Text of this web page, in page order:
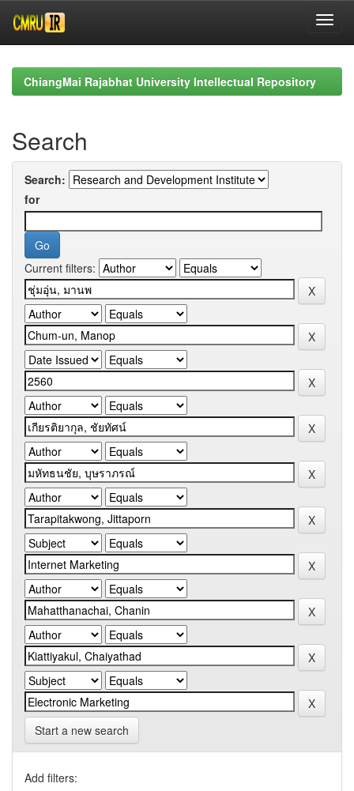
navigationChiangMai Rajabhat University Intellectual Repository
Search
Search:
for
Current filters:
Start a new search
Add filters: